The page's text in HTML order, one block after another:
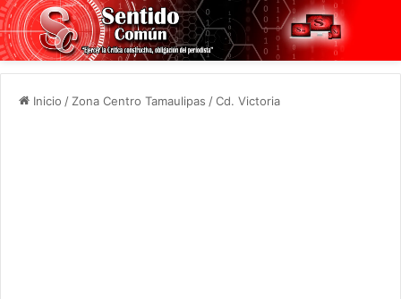
Inicio / Zona Centro Tamaulipas /Cd. Victoria